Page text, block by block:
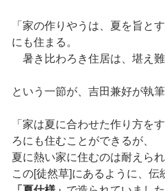
「家の作りやうは、夏を旨と
にも住まる。
暑き比わろき住居は、堪え難
という一節が、吉田兼好が執
「家は夏に合わせた作り方を
ろにも住むことができるが、
夏に熱い家に住むのは耐えら
この[徒然草]にあるように、伝